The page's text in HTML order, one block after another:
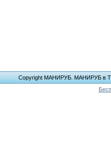
Copyright МАНИРУБ. МАНИРУБ в